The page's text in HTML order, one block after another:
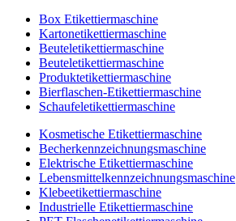
Box Etikettiermaschine
Kartonetikettiermaschine
Beuteletikettiermaschine
Beuteletikettiermaschine
Produktetikettiermaschine
Bierflaschen-Etikettiermaschine
Schaufeletikettiermaschine
Kosmetische Etikettiermaschine
Becherkennzeichnungsmaschine
Elektrische Etikettiermaschine
Lebensmittelkennzeichnungsmaschine
Klebeetikettiermaschine
Industrielle Etikettiermaschine